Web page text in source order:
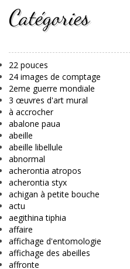
Catégories
22 pouces
24 images de comptage
2eme guerre mondiale
3 œuvres d'art mural
à accrocher
abalone paua
abeille
abeille libellule
abnormal
acherontia atropos
acherontia styx
achigan à petite bouche
actu
aegithina tiphia
affaire
affichage d'entomologie
affichage des abeilles
affronte